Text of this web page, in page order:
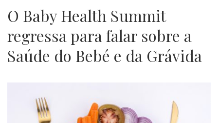
O Baby Health Summit
regressa para falar sobre a
Saúde do Bebé e da Grávida